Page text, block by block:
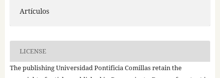
Artículos
LICENSE
The publishing Universidad Pontificia Comillas retain the